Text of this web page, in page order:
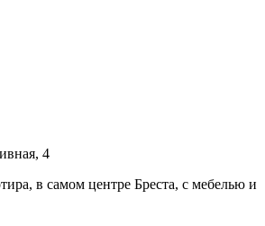
4
в самом центре Бреста, с мебелью и